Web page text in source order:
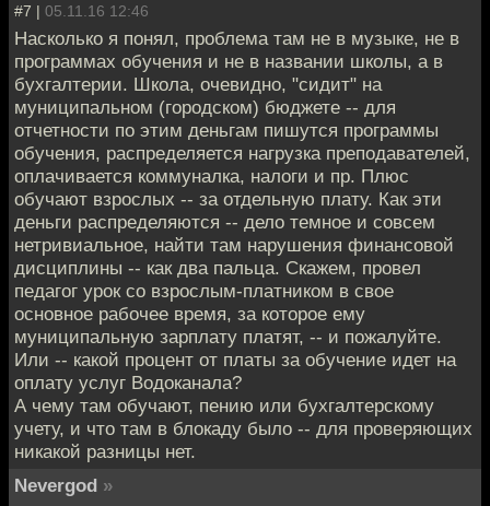
#7 | 05.11.16 12:46
Насколько я понял, проблема там не в музыке, не в
программах обучения и не в названии школы, а в
бухгалтерии. Школа, очевидно, "сидит" на
муниципальном (городском) бюджете -- для
отчетности по этим деньгам пишутся программы
обучения, распределяется нагрузка преподавателей,
оплачивается коммуналка, налоги и пр. Плюс
обучают взрослых -- за отдельную плату. Как эти
деньги распределяются -- дело темное и совсем
нетривиальное, найти там нарушения финансовой
дисциплины -- как два пальца. Скажем, провел
педагог урок со взрослым-платником в свое
основное рабочее время, за которое ему
муниципальную зарплату платят, -- и пожалуйте.
Или -- какой процент от платы за обучение идет на
оплату услуг Водоканала?
А чему там обучают, пению или бухгалтерскому
учету, и что там в блокаду было -- для проверяющих
никакой разницы нет.
Nevergod »